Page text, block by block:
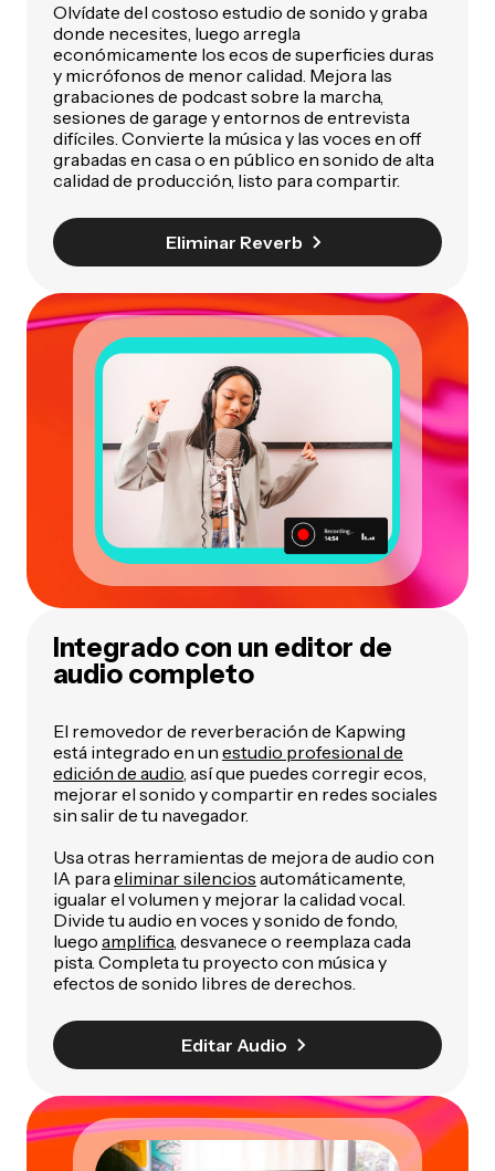
Olvídate del costoso estudio de sonido y graba
donde necesites, luego arregla
económicamente los ecos de superficies duras
y micrófonos de menor calidad. Mejora las
grabaciones de podcast sobre la marcha,
sesiones de garage y entornos de entrevista
difíciles. Convierte la música y las voces en off
grabadas en casa o en público en sonido de alta
calidad de producción, listo para compartir.
Eliminar Reverb
Integrado con un editor de
audio completo
El removedor de reverberación de Kapwing
está integrado en un estudio profesional de
edición de audio , así que puedes corregir ecos,
mejorar el sonido y compartir en redes sociales
sin salir de tu navegador.
Usa otras herramientas de mejora de audio con
IA para eliminar silencios automáticamente,
igualar el volumen y mejorar la calidad vocal.
Divide tu audio en voces y sonido de fondo,
luego amplifica , desvanece o reemplaza cada
pista. Completa tu proyecto con música y
efectos de sonido libres de derechos.
Editar Audio